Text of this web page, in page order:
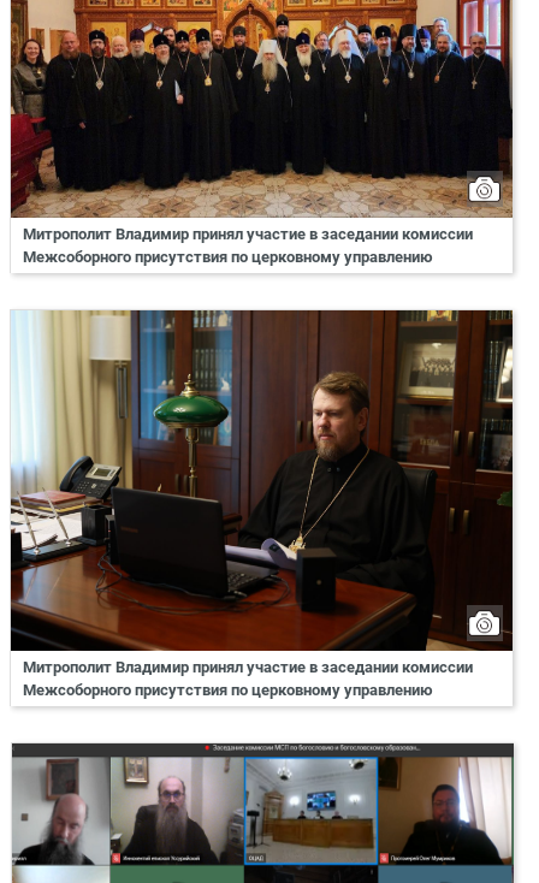
Митрополит Владимир принял участие в заседании комиссии
Межсоборного присутствия по церковному управлению
Митрополит Владимир принял участие в заседании комиссии
Межсоборного присутствия по церковному управлению